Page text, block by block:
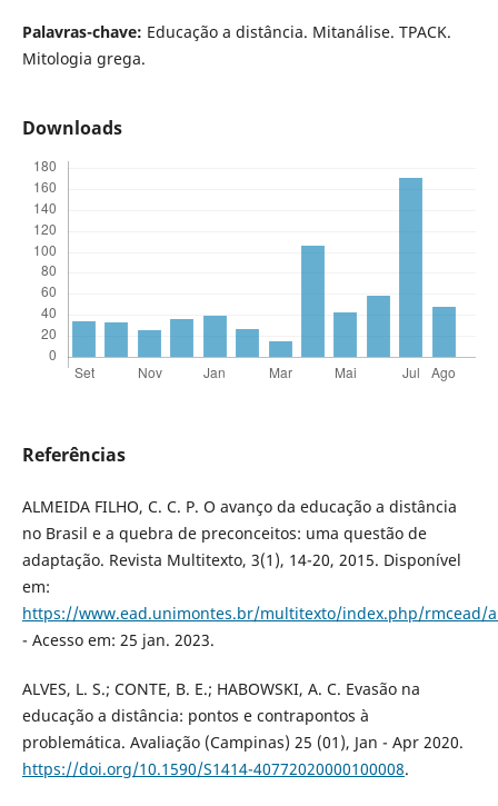
Palavras-chave: Educação a distância. Mitanálise. TPACK.
Mitologia grega.
Downloads
Referências
ALMEIDA FILHO, C. C. P. O avanço da educação a distância
no Brasil e a quebra de preconceitos: uma questão de
adaptação. Revista Multitexto, 3(1), 14-20, 2015. Disponível
em:
https://www.ead.unimontes.br/multitexto/index.php/rmcead/
- Acesso em: 25 jan. 2023.
ALVES, L. S.; CONTE, B. E.; HABOWSKI, A. C. Evasão na
educação a distância: pontos e contrapontos à
problemática. Avaliação (Campinas) 25 (01), Jan - Apr 2020.
https://doi.org/10.1590/S1414-40772020000100008.